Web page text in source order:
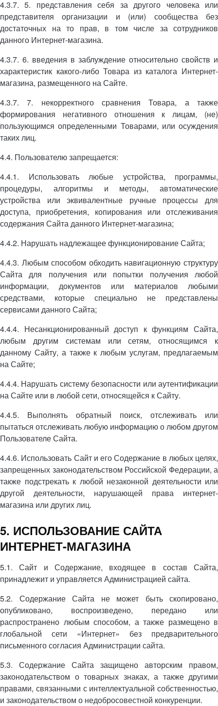
4.3.7. 5. представления себя за другого человека или
представителя организации и (или) сообщества без
достаточных на то прав, в том числе за сотрудников
данного Интернет-магазина.
4.3.7. 6. введения в заблуждение относительно свойств и
характеристик какого-либо Товара из каталога Интернет-
магазина, размещенного на Сайте.
4.3.7. 7. некорректного сравнения Товара, а также
формирования негативного отношения к лицам, (не)
пользующимся определенными Товарами, или осуждения
таких лиц.
4.4. Пользователю запрещается:
4.4.1. Использовать любые устройства, программы,
процедуры, алгоритмы и методы, автоматические
устройства или эквивалентные ручные процессы для
доступа, приобретения, копирования или отслеживания
содержания Сайта данного Интернет-магазина;
4.4.2. Нарушать надлежащее функционирование Сайта;
4.4.3. Любым способом обходить навигационную структуру
Сайта для получения или попытки получения любой
информации, документов или материалов любыми
средствами, которые специально не представлены
сервисами данного Сайта;
4.4.4. Несанкционированный доступ к функциям Сайта,
любым другим системам или сетям, относящимся к
данному Сайту, а также к любым услугам, предлагаемым
на Сайте;
4.4.4. Нарушать систему безопасности или аутентификации
на Сайте или в любой сети, относящейся к Сайту.
4.4.5. Выполнять обратный поиск, отслеживать или
пытаться отслеживать любую информацию о любом другом
Пользователе Сайта.
4.4.6. Использовать Сайт и его Содержание в любых целях,
запрещенных законодательством Российской Федерации, а
также подстрекать к любой незаконной деятельности или
другой деятельности, нарушающей права интернет-
магазина или других лиц.
5. ИСПОЛЬЗОВАНИЕ САЙТА
ИНТЕРНЕТ-МАГАЗИНА
5.1. Сайт и Содержание, входящее в состав Сайта,
принадлежит и управляется Администрацией сайта.
5.2. Содержание Сайта не может быть скопировано,
опубликовано, воспроизведено, передано или
распространено любым способом, а также размещено в
глобальной сети «Интернет» без предварительного
письменного согласия Администрации сайта.
5.3. Содержание Сайта защищено авторским правом,
законодательством о товарных знаках, а также другими
правами, связанными с интеллектуальной собственностью,
и законодательством о недобросовестной конкуренции.